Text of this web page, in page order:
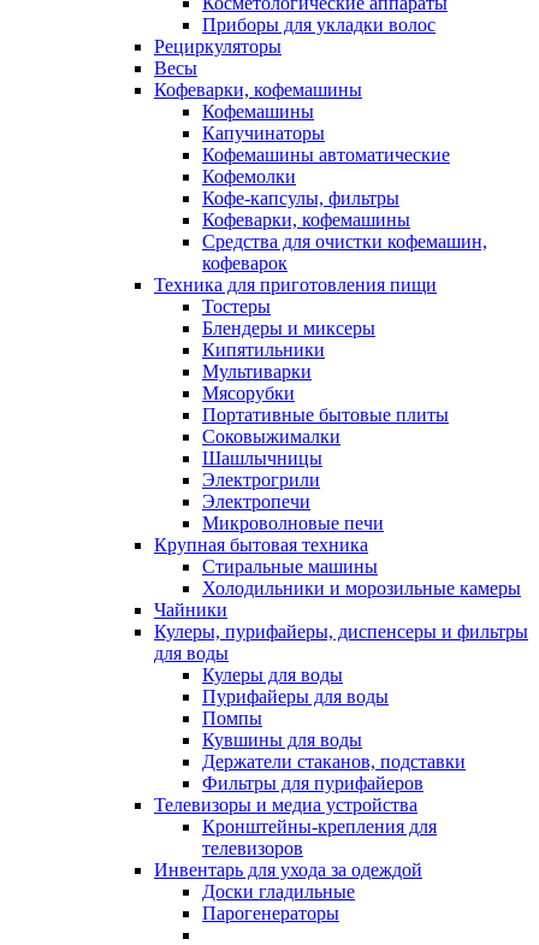
Приборы для укладки волос
Рециркуляторы
Весы
Кофеварки, кофемашины
Кофемашины
Капучинаторы
Кофемашины автоматические
Кофемолки
Кофе-капсулы, фильтры
Кофеварки, кофемашины
Средства для очистки кофемашин,
кофеварок
Техника для приготовления пищи
Тостеры
Блендеры и миксеры
Кипятильники
Мультиварки
Мясорубки
Портативные бытовые плиты
Соковыжималки
Шашлычницы
Электрогрили
Электропечи
Микроволновые печи
Крупная бытовая техника
Стиральные машины
Холодильники и морозильные камеры
Чайники
Кулеры, пурифайеры, диспенсеры и фильтры
для воды
Кулеры для воды
Пурифайеры для воды
Помпы
Кувшины для воды
Держатели стаканов, подставки
Фильтры для пурифайеров
Телевизоры и медиа устройства
Кронштейны-крепления для
телевизоров
Инвентарь для ухода за одеждой
Доски гладильные
Парогенераторы